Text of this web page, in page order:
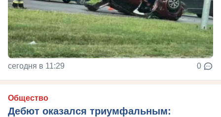
сегодня в 11:29 0
Общество
Дебют оказался триумфальным: